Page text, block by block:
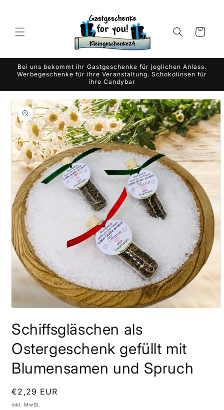
Warenkorb
Bei uns bekommt ihr Gastgeschenke für jeglichen Anlass.
Werbegeschenke für ihre Veranstaltung. Schokolinsen für
ihre Candybar
in
Modal
öffnen
Schiffsgläschen als
Ostergeschenk gefüllt mit
Blumensamen und Spruch
Normaler
Preis
€2,29 EUR
inkl. MwSt.